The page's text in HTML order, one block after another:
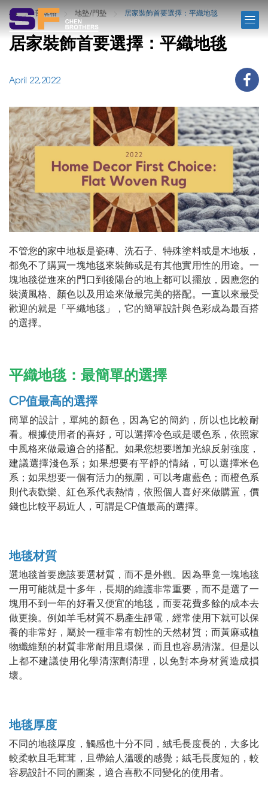
部落格 地墊/門墊 居家裝飾首要選擇：平織地毯
居家裝飾首要選擇：平織地毯
April 22,2022
不管您的家中地板是瓷磚、洗石子、特殊塗料或是木地板，
都免不了購買一塊地毯來裝飾或是有其他實用性的用途。一
塊地毯從進來的門口到後陽台的地上都可以擺放，因應您的
裝潢風格、顏色以及用途來做最完美的搭配。一直以來最受
歡迎的就是「平織地毯」，它的簡單設計與色彩成為最百搭
的選擇。
平織地毯：最簡單的選擇
CP值最高的選擇
簡單的設計，單純的顏色，因為它的簡約，所以也比較耐
看。根據使用者的喜好，可以選擇冷色或是暖色系，依照家
中風格來做最適合的搭配。如果您想要增加光線反射強度，
建議選擇淺色系；如果想要有平靜的情緒，可以選擇米色
系；如果想要一個有活力的氛圍，可以考慮藍色；而橙色系
則代表歡樂、紅色系代表熱情，依照個人喜好來做購置，價
錢也比較平易近人，可謂是CP值最高的選擇。
地毯材質
選地毯首要應該要選材質，而不是外觀。因為畢竟一塊地毯
一用可能就是十多年，長期的維護非常重要，而不是選了一
塊用不到一年的好看又便宜的地毯，而要花費多餘的成本去
做更換。例如羊毛材質不易產生靜電，經常使用下就可以保
養的非常好，屬於一種非常有韌性的天然材質；而黃麻或植
物纖維類的材質非常耐用且環保，而且也容易清潔。但是以
上都不建議使用化學清潔劑清理，以免對本身材質造成損
壞。
地毯厚度
不同的地毯厚度，觸感也十分不同，絨毛長度長的，大多比
較柔軟且毛茸茸，且帶給人溫暖的感覺；絨毛長度短的，較
容易設計不同的圖案，適合喜歡不同變化的使用者。